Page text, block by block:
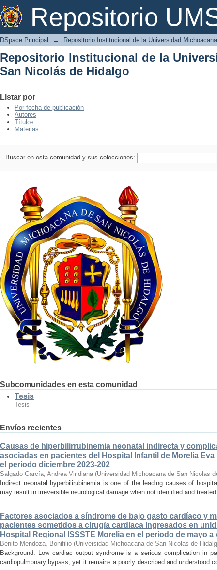
Repositorio
Repositorio Institucional de la
DSpace Principal → Repositorio Institucional de la Universidad
Repositorio Institucional de la
San Nicolás de Hidalgo
Listar por
Por fecha de publicación
Autores
Títulos
Materias
Buscar en esta comunidad y sus colecciones:
Subcomunidades en esta comunidad
Tesis
Tesis
Envíos recientes
Causas de hiperbilirrubinemia neonatal indirecta y
asociadas en pacientes del Hospital Infantil de Morelia
el periodo diciembre 2023-202
Salgado García, Andrea Viridiana (Universidad Michoacana de San Nicolas
Indirect neonatal hyperbilirubinemia is one of the leading causes of
may result in irreversible neurological damage when not identified and
Factores asociados a síndrome de bajo gasto cardíaco y
pacientes sometidos a cirugía cardíaca ingresados en
Hospital Regional ISSSTE Morelia en el periodo de mayo a
Benito Mendoza, Bonifilio (Universidad Michoacana de San Nicolas de
Background: Low cardiac output syndrome is a serious complication in
cardiopulmonary bypass, yet it remains a poorly described and understood